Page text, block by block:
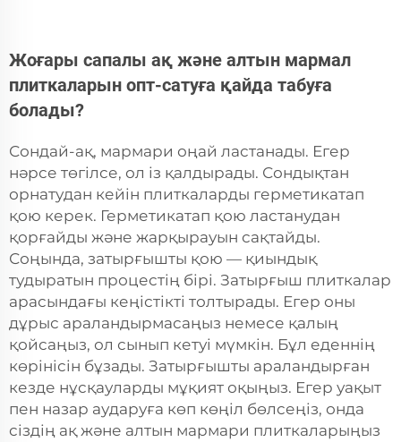
Жоғары сапалы ақ және алтын мармал
плиткаларын опт-сатуға қайда табуға
болады?
Сондай-ақ, мармари оңай ластанады. Егер
нәрсе төгілсе, ол із қалдырады. Сондықтан
орнатудан кейін плиткаларды герметикатап
қою керек. Герметикатап қою ластанудан
қорғайды және жарқырауын сақтайды.
Соңында, затырғышты қою — қиындық
тудыратын процестің бірі. Затырғыш плиткалар
арасындағы кеңістікті толтырады. Егер оны
дұрыс араландырмасаңыз немесе қалың
қойсаңыз, ол сынып кетуі мүмкін. Бұл еденнің
көрінісін бұзады. Затырғышты араландырған
кезде нұсқауларды мұқият оқыңыз. Егер уақыт
пен назар аударуға көп көңіл бөлсеңіз, онда
сіздің ақ және алтын мармари плиткаларыңыз